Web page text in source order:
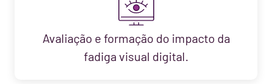
Avaliação e formação do impacto da
fadiga visual digital.